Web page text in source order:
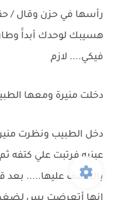
رأسها في حزن وقال /
هسيبك لوحدك أبداََ
فيكي.... لازم
دخلت منيرة ومعها
دخل الطبيب ونظرت
عينيه فرتبت علي كتفه
بالكشف عليها..... بعد